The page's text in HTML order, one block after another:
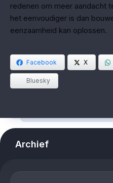
redenen om meer aandacht
het eenvoudiger is dan
eenzaamheid kan oplossen.
Facebook X
Bluesky
Archief